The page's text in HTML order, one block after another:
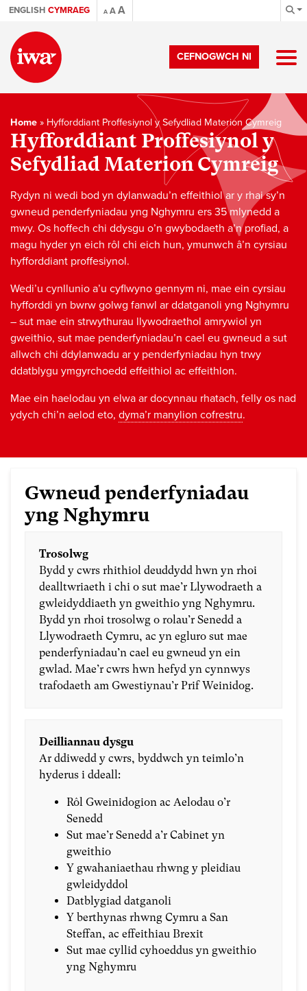
ENGLISH CYMRAEG A AA
CEFNOGWCH NI
Home » Hyfforddiant Proffesiynol y Sefydliad Materion Cymreig
Hyfforddiant Proffesiynol y
Sefydliad Materion Cymreig
Rydyn ni wedi bod yn dylanwadu’n effeithiol ar y rhai sy’n
gwneud penderfyniadau yng Nghymru ers 35 mlynedd a
mwy. Os hoffech chi ddysgu o’n gwybodaeth a’n profiad, a
magu hyder yn eich rôl chi eich hun, ymunwch â’n cyrsiau
hyfforddiant proffesiynol.
Wedi’u cynllunio a’u cyflwyno gennym ni, mae ein cyrsiau
hyfforddi yn bwrw golwg fanwl ar ddatganoli yng Nghymru
– sut mae ein strwythurau llywodraethol amrywiol yn
gweithio, sut mae penderfyniadau’n cael eu gwneud a sut
allwch chi ddylanwadu ar y penderfyniadau hyn trwy
ddatblygu ymgyrchoedd effeithiol ac effeithlon.
Mae ein haelodau yn elwa ar docynnau rhatach, felly os nad
ydych chi’n aelod eto, dyma’r manylion cofrestru.
Gwneud penderfyniadau
yng Nghymru
Trosolwg
Bydd y cwrs rhithiol deuddydd hwn yn rhoi
dealltwriaeth i chi o sut mae’r Llywodraeth a
gwleidyddiaeth yn gweithio yng Nghymru.
Bydd yn rhoi trosolwg o rolau’r Senedd a
Llywodraeth Cymru, ac yn egluro sut mae
penderfyniadau’n cael eu gwneud yn ein
gwlad. Mae’r cwrs hwn hefyd yn cynnwys
trafodaeth am Gwestiynau’r Prif Weinidog.
Deilliannau dysgu
Ar ddiwedd y cwrs, byddwch yn teimlo’n
hyderus i ddeall:
Rôl Gweinidogion ac Aelodau o’r
Senedd
Sut mae’r Senedd a’r Cabinet yn
gweithio
Y gwahaniaethau rhwng y pleidiau
gwleidyddol
Datblygiad datganoli
Y berthynas rhwng Cymru a San
Steffan, ac effeithiau Brexit
Sut mae cyllid cyhoeddus yn gweithio
yng Nghymru